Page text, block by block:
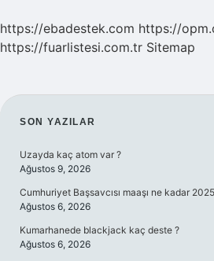
https://ebadestek.com https://
https://fuarlistesi.com.tr Sitemap
SIDEBAR
SON YAZILAR
Uzayda kaç atom var ?
Ağustos 9, 2026
Cumhuriyet Başsavcısı maaşı ne kadar
Ağustos 6, 2026
Kumarhanede blackjack kaç deste ?
Ağustos 6, 2026